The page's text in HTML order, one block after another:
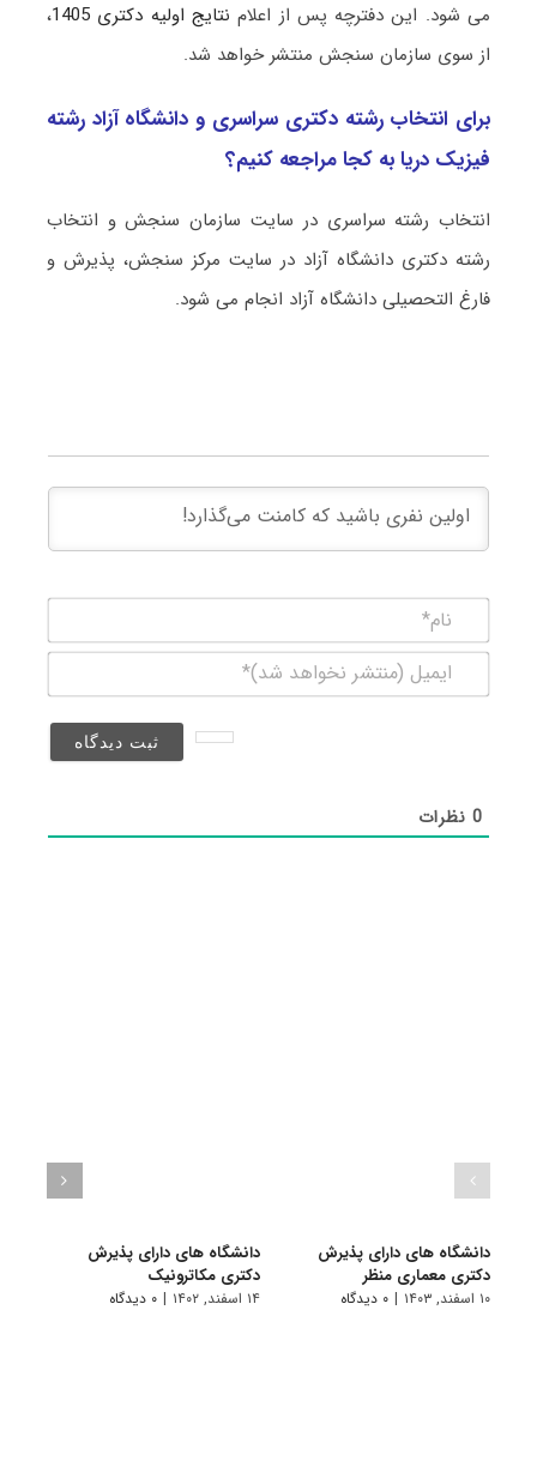
می شود. این دفترچه پس از اعلام نتایج اولیه دکتری 1405
،
از سوی سازمان سنجش منتشر خواهد شد.
برای انتخاب رشته دکتری سراسری و دانشگاه آزاد رشته
فیزیک درﻳﺎ به کجا مراجعه کنیم؟
انتخاب رشته سراسری در سایت سازمان سنجش و انتخاب
رشته دکتری دانشگاه آزاد در سایت مرکز سنجش، پذیرش و
فارغ التحصیلی دانشگاه آزاد انجام می شود.
(منتشر
0نظرات
دانشگاه های دارای پذیرش
دکتری ﻣﻌﻤﺎری منظر
۱۰ اسفند, ۱۴۰۳ | ۰ دیدگاه
دانشگاه های دارای پذیرش
دکتری مکاترونیک
۱۴ اسفند, ۱۴۰۲ | ۰ دیدگاه